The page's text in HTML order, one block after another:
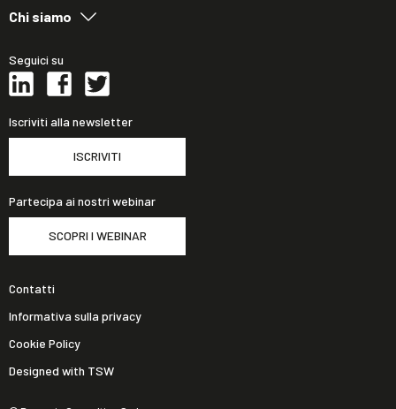
Chi siamo
Seguici su
Iscriviti alla newsletter
ISCRIVITI
Partecipa ai nostri webinar
SCOPRI I WEBINAR
Contatti
Informativa sulla privacy
Cookie Policy
Designed with TSW